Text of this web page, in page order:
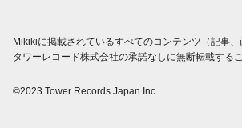
Mikikiに掲載されているすべてのコンテンツ（記事
タワーレコード株式会社の承諾なしに無断転載する
©2023 Tower Records Japan Inc.